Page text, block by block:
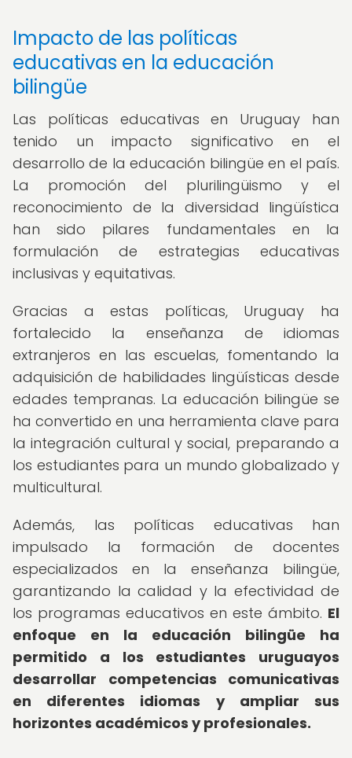
Impacto de las políticas
educativas en la educación
bilingüe
Las políticas educativas en Uruguay han
tenido un impacto significativo en el
desarrollo de la educación bilingüe en el país.
La promoción del plurilingüismo y el
reconocimiento de la diversidad lingüística
han sido pilares fundamentales en la
formulación de estrategias educativas
inclusivas y equitativas.
Gracias a estas políticas, Uruguay ha
fortalecido la enseñanza de idiomas
extranjeros en las escuelas, fomentando la
adquisición de habilidades lingüísticas desde
edades tempranas. La educación bilingüe se
ha convertido en una herramienta clave para
la integración cultural y social, preparando a
los estudiantes para un mundo globalizado y
multicultural.
Además, las políticas educativas han
impulsado la formación de docentes
especializados en la enseñanza bilingüe,
garantizando la calidad y la efectividad de
los programas educativos en este ámbito. El
enfoque en la educación bilingüe ha
permitido a los estudiantes uruguayos
desarrollar competencias comunicativas
en diferentes idiomas y ampliar sus
horizontes académicos y profesionales.